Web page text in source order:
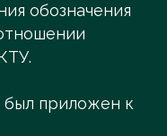
обозначения
был приложен к